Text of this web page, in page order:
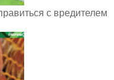
с вредителем